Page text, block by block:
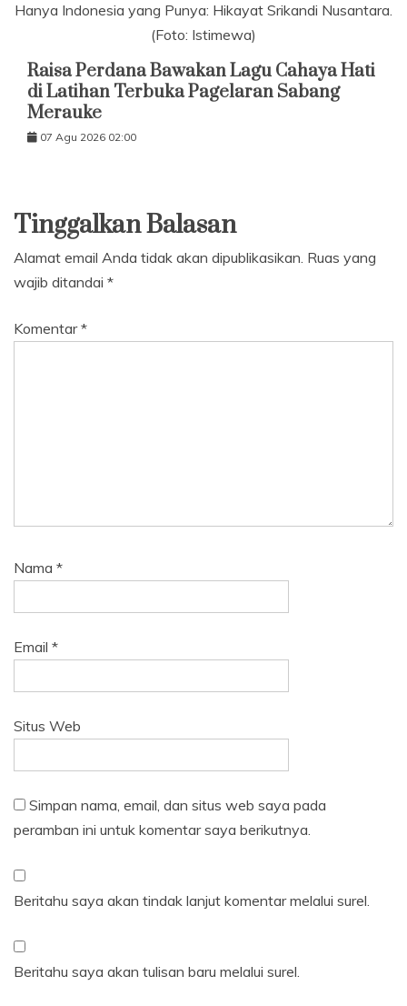
Hanya Indonesia yang Punya: Hikayat Srikandi Nusantara.
(Foto: Istimewa)
Raisa Perdana Bawakan Lagu Cahaya Hati
di Latihan Terbuka Pagelaran Sabang
Merauke
07 Agu 2026 02:00
Tinggalkan Balasan
Alamat email Anda tidak akan dipublikasikan. Ruas yang
wajib ditandai *
Komentar*
Nama *
Email *
Situs Web
Simpan nama, email, dan situs web saya pada
peramban ini untuk komentar saya berikutnya.
Beritahu saya akan tindak lanjut komentar melalui surel.
Beritahu saya akan tulisan baru melalui surel.